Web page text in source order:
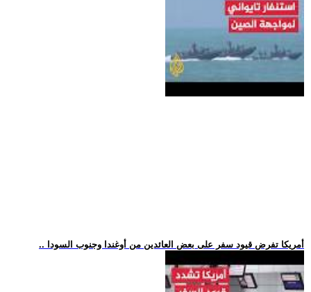
.. أمريكا تفرض قيود سفر على بعض العائدين من أوغندا وجنوب السودا